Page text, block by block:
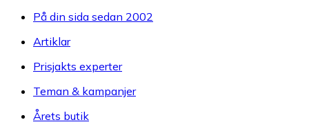
På din sida sedan 2002
Artiklar
Prisjakts experter
Teman & kampanjer
Årets butik